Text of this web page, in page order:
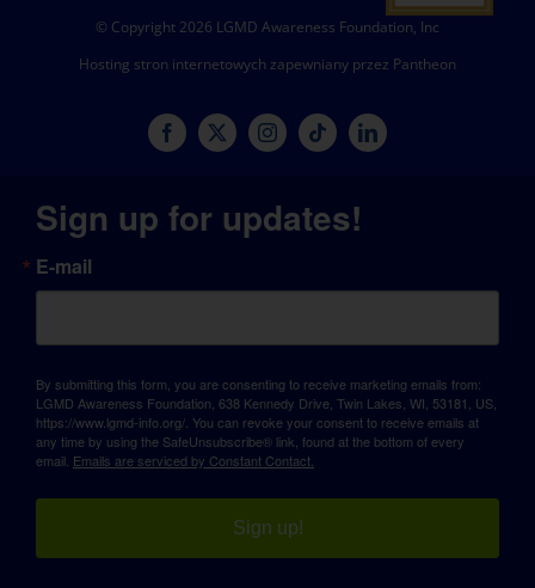
© Copyright 2026 LGMD Awareness Foundation, Inc
Hosting stron internetowych zapewniany przez Pantheon
Sign up for updates!
E-mail
By submitting this form, you are consenting to receive marketing emails from:
LGMD Awareness Foundation, 638 Kennedy Drive, Twin Lakes, WI, 53181, US,
https://www.lgmd-info.org/. You can revoke your consent to receive emails at
any time by using the SafeUnsubscribe® link, found at the bottom of every
email. Emails are serviced by Constant Contact.
Sign up!